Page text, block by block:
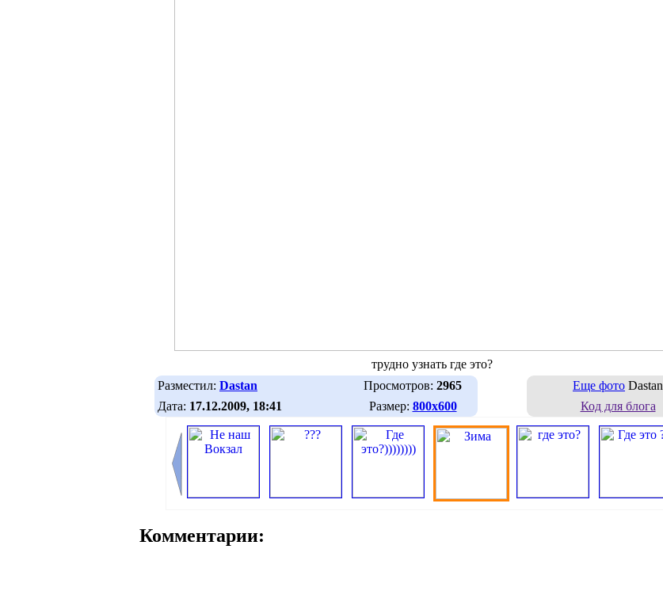
трудно узнать где это?
Разместил: Dastan Просмотров: 2965
Дата: 17.12.2009, 18:41 Размер: 800х600
Еще фото Dastan
Код для блога
Комментарии: